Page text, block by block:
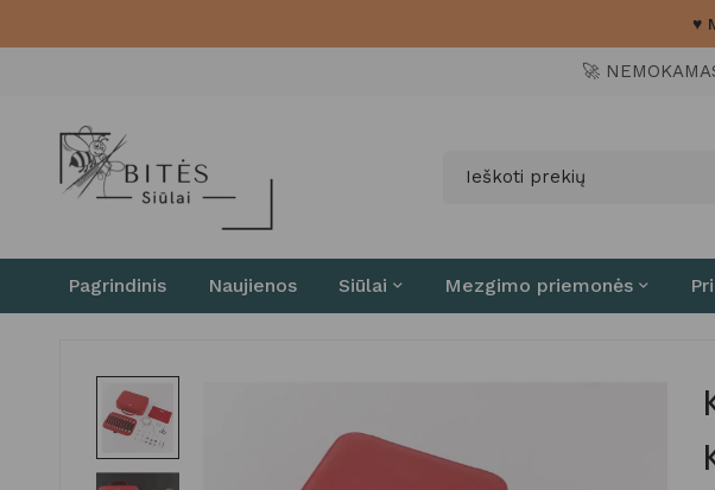
♥
🚀
Pagrindinis Naujienos Siūlai Mezgimo priemonės